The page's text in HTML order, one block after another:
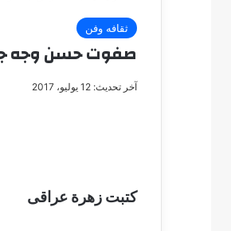
ثقافه وفن
صفوت حسن وجه
آخر تحديث: 12 يوليو، 2017
كتبت زهرة عراقى